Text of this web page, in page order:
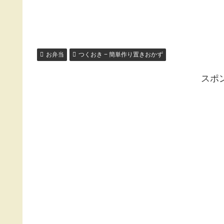
お弁当 つくおき − 簡単作り置きおかず
スポ